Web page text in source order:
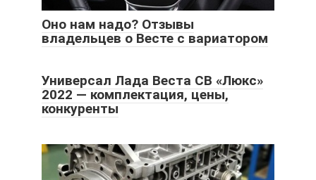
Оно нам надо? Отзывы
владельцев о Весте с вариатором
Универсал Лада Веста СВ «Люкс»
2022 — комплектация, цены,
конкуренты